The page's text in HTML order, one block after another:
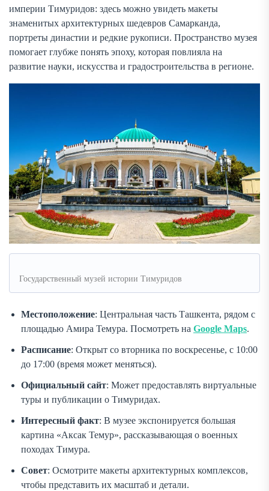
империи Тимуридов: здесь можно увидеть макеты
знаменитых архитектурных шедевров Самарканда,
портреты династии и редкие рукописи. Пространство музея
помогает глубже понять эпоху, которая повлияла на
развитие науки, искусства и градостроительства в регионе.
Государственный музей истории Тимуридов
Местоположение: Центральная часть Ташкента, рядом с
площадью Амира Темура. Посмотреть на Google Maps.
Расписание: Открыт со вторника по воскресенье, с 10:00
до 17:00 (время может меняться).
Официальный сайт: Может предоставлять виртуальные
туры и публикации о Тимуридах.
Интересный факт: В музее экспонируется большая
картина «Аксак Темур», рассказывающая о военных
походах Тимура.
Совет: Осмотрите макеты архитектурных комплексов,
чтобы представить их масштаб и детали.